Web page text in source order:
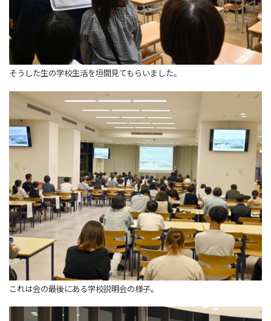
そうした生の学校生活を垣間見てもらいました。
これは会の最後にある学校説明会の様子。